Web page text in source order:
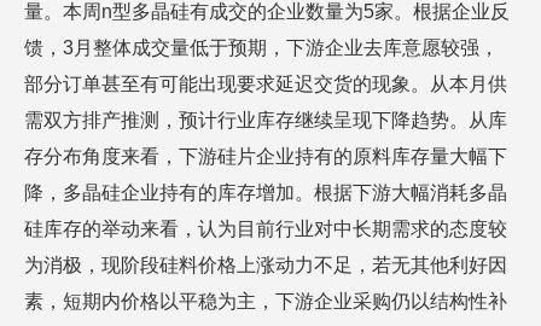
量。本周n型多晶硅有成交的企业数量为5家。根据企业反
馈，3月整体成交量低于预期，下游企业去库意愿较强，
部分订单甚至有可能出现要求延迟交货的现象。从本月供
需双方排产推测，预计行业库存继续呈现下降趋势。从库
存分布角度来看，下游硅片企业持有的原料库存量大幅下
降，多晶硅企业持有的库存增加。根据下游大幅消耗多晶
硅库存的举动来看，认为目前行业对中长期需求的态度较
为消极，现阶段硅料价格上涨动力不足，若无其他利好因
素，短期内价格以平稳为主，下游企业采购仍以结构性补